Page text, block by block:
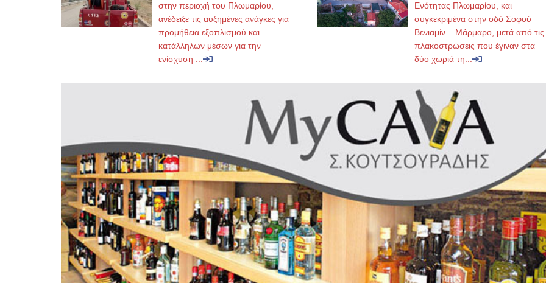
στην περιοχή του Πλωμαρίου,
ανέδειξε τις αυξημένες ανάγκες για
προμήθεια εξοπλισμού και
κατάλληλων μέσων για την
ενίσχυση ...
Ενότητας Πλωμαρίου, και
συγκεκριμένα στην οδό Σοφού
Βενιαμίν – Μάρμαρο, μετά από τις
πλακοστρώσεις που έγιναν στα
δύο χωριά τη...